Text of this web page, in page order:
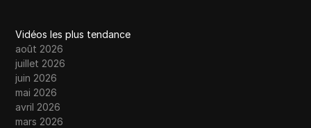
Testnet Airdrop 2025
34
35
Vidéos les plus tendance
août 2026
juillet 2026
juin 2026
mai 2026
avril 2026
mars 2026